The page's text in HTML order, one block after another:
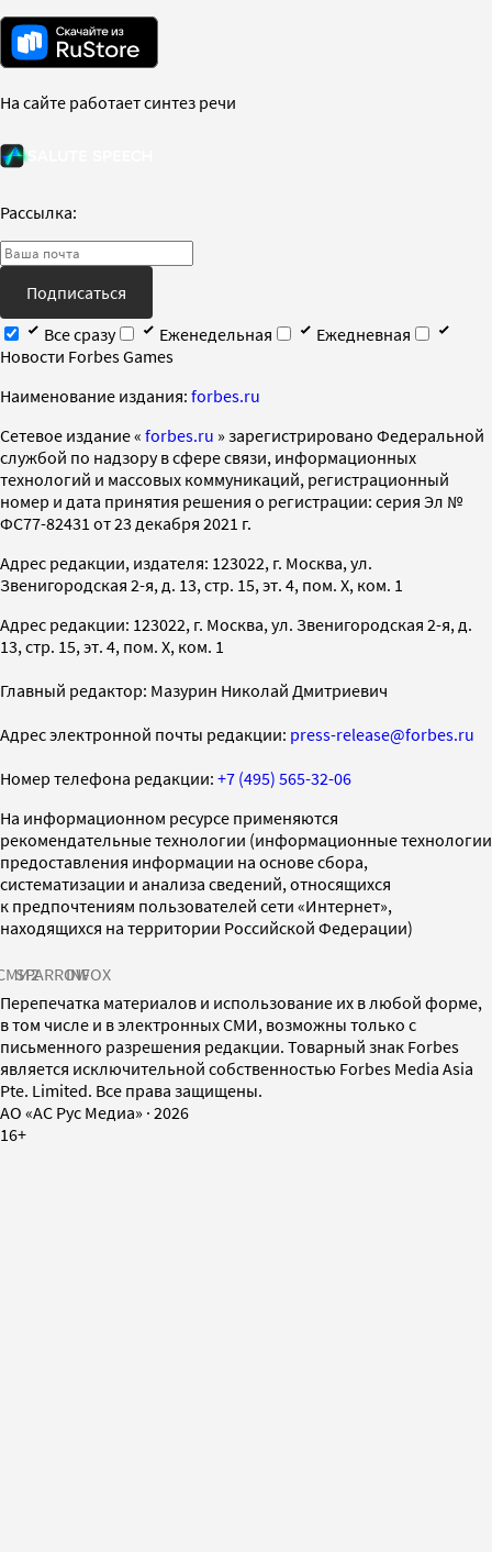
На сайте работает синтез речи
Рассылка:
Подписаться
Все сразу
Еженедельная
Ежедневная
Новости Forbes Games
Наименование издания: forbes.ru
Cетевое издание « forbes.ru » зарегистрировано Федеральной
службой по надзору в сфере связи, информационных
технологий и массовых коммуникаций, регистрационный
номер и дата принятия решения о регистрации: серия Эл №
ФС77-82431 от 23 декабря 2021 г.
Адрес редакции, издателя: 123022, г. Москва, ул.
Звенигородская 2-я, д. 13, стр. 15, эт. 4, пом. X, ком. 1
Адрес редакции: 123022, г. Москва, ул. Звенигородская 2-я, д.
13, стр. 15, эт. 4, пом. X, ком. 1
Главный редактор: Мазурин Николай Дмитриевич
Адрес электронной почты редакции: press-release@forbes.ru
Номер телефона редакции: +7 (495) 565-32-06
На информационном ресурсе применяются
рекомендательные технологии (информационные технологии
предоставления информации на основе сбора,
систематизации и анализа сведений, относящихся
к предпочтениям пользователей сети «Интернет»,
находящихся на территории Российской Федерации)
SPARROWINFOX
Перепечатка материалов и использование их в любой форме,
в том числе и в электронных СМИ, возможны только с
письменного разрешения редакции. Товарный знак Forbes
является исключительной собственностью Forbes Media Asia
Pte. Limited. Все права защищены.
AO «АС Рус Медиа» · 2026
16+